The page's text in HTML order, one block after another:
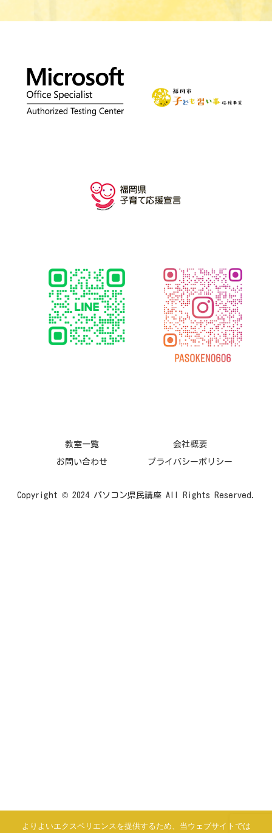
教室一覧 会社概要
お問い合わせ プライバシーポリシー
Copyright © 2024 パソコン県民講座 All Rights Reserved.
よりよいエクスペリエンスを提供するため、当ウェブサイトでは